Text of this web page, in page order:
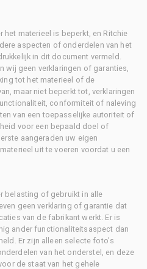
het materieel is beperkt, en Ritchie
aspecten of onderdelen van het
in dit document vermeld.
wij geen verklaringen of garanties,
tot het materieel of de
maar niet beperkt tot, verklaringen
conformiteit of naleving
van een toepasselijke autoriteit of
voor een bepaald doel of
aangeraden uw eigen
uit te voeren voordat u een
belasting of gebruikt in alle
geen verklaring of garantie dat
van de fabrikant werkt. Er is
ander functionaliteitsaspect dan
Er zijn alleen selecte foto's
van het onderstel, en deze
de staat van het gehele